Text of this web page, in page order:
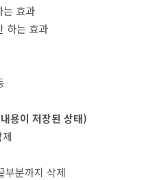
효과
하는 효과
용이 저장된 상태)
부분까지 삭제